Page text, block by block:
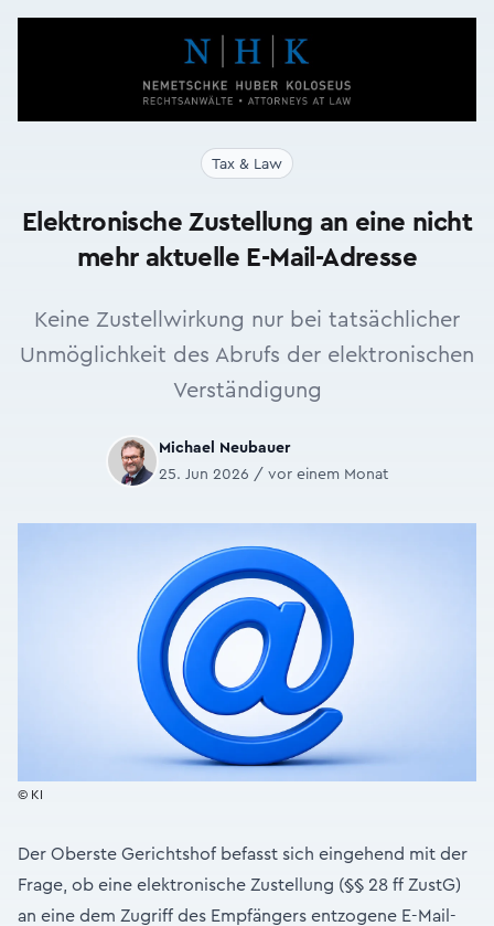
Tax & Law
Elektronische Zustellung an eine nicht
mehr aktuelle E-Mail-Adresse
Keine Zustellwirkung nur bei tatsächlicher
Unmöglichkeit des Abrufs der elektronischen
Verständigung
Michael Neubauer
25. Jun 2026 / vor einem Monat
© KI
Der Oberste Gerichtshof befasst sich eingehend mit der
Frage, ob eine elektronische Zustellung (§§ 28 ff ZustG)
an eine dem Zugriff des Empfängers entzogene E-Mail-